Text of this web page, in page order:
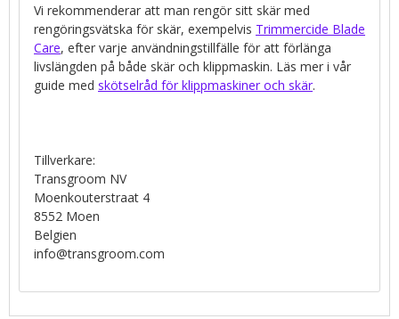
Vi rekommenderar att man rengör sitt skär med
rengöringsvätska för skär, exempelvis Trimmercide Blade
Care, efter varje användningstillfälle för att förlänga
livslängden på både skär och klippmaskin. Läs mer i vår
guide med skötselråd för klippmaskiner och skär.
Tillverkare:
Transgroom NV
Moenkouterstraat 4
8552 Moen
Belgien
info@transgroom.com